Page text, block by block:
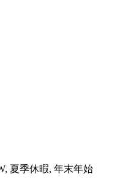
夏季休暇, 年末年始